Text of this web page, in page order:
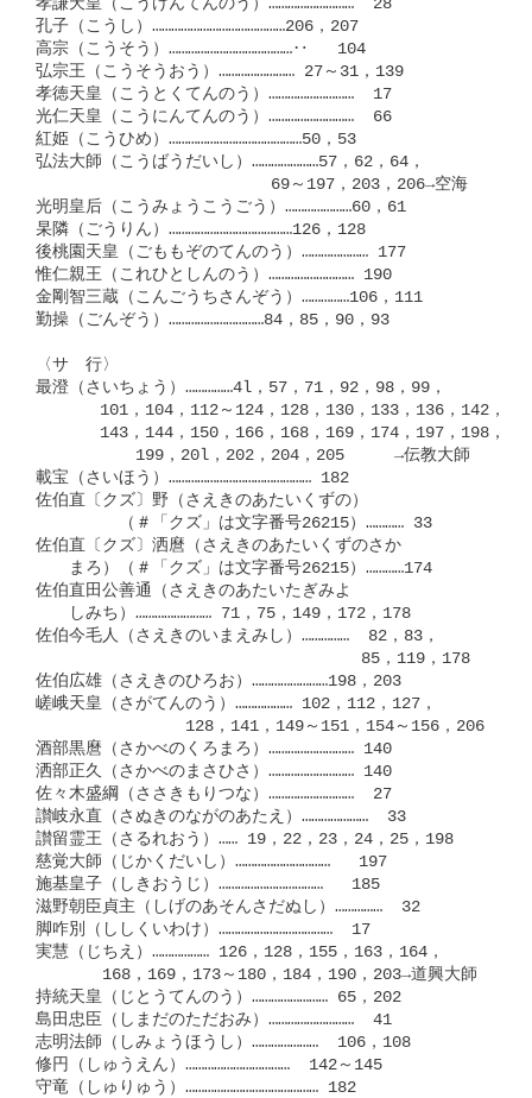
孔子（こうし）……………………………………206，207
高宗（こうそう）…………………………………‥   104
弘宗王（こうそうおう）…………………… 27～31，139
孝徳天皇（こうとくてんのう）………………………  17
光仁天皇（こうにんてんのう）………………………  66
紅姫（こうひめ）……………………………………50，53
弘法大師（こうばうだいし）…………………57，62，64，
69～197，203，206→空海
光明皇后（こうみょうこうごう）…………………60，61
杲隣（ごうりん）…………………………………126，128
後桃園天皇（ごももぞのてんのう）………………… 177
惟仁親王（これひとしんのう）……………………… 190
金剛智三蔵（こんごうちさんぞう）……………106，111
勤操（ごんぞう）…………………………84，85，90，93
〈サ　行〉
最澄（さいちょう）……………4l，57，71，92，98，99，
101，104，112～124，128，130，133，136，142，
143，144，150，166，168，169，174，197，198，
199，20l，202，204，205　　　→伝教大師
載宝（さいほう）……………………………………… 182
佐伯直〔クズ〕野（さえきのあたいくずの）
（＃「クズ」は文字番号26215）………… 33
佐伯直〔クズ〕洒麿（さえきのあたいくずのさか
まろ）（＃「クズ」は文字番号26215）…………174
佐伯直田公善通（さえきのあたいたぎみよ
しみち）…………………… 71，75，149，172，178
佐伯今毛人（さえきのいまえみし）……………  82，83，
85，119，178
佐伯広雄（さえきのひろお）……………………198，203
嵯峨天皇（さがてんのう）……………… 102，112，127，
128，141，149～151，154～156，206
酒部黒麿（さかべのくろまろ）……………………… 140
洒部正久（さかべのまさひさ）……………………… 140
佐々木盛綱（ささきもりつな）………………………  27
讃岐永直（さぬきのながのあたえ）…………………  33
讃留霊王（さるれおう）…… 19，22，23，24，25，198
慈覚大師（じかくだいし）…………………………   197
施基皇子（しきおうじ）……………………………   185
滋野朝臣貞主（しげのあそんさだぬし）……………  32
脚咋別（ししくいわけ）………………………………  17
実慧（じちえ）……………… 126，128，155，163，164，
       168，169，173～180，184，190，203→道興大師
持統天皇（じとうてんのう）…………………… 65，202
島田忠臣（しまだのただおみ）………………………  41
志明法師（しみょうほうし）…………………  106，108
修円（しゅうえん）……………………………  142～145
守竜（しゅりゅう）…………………………………… 182